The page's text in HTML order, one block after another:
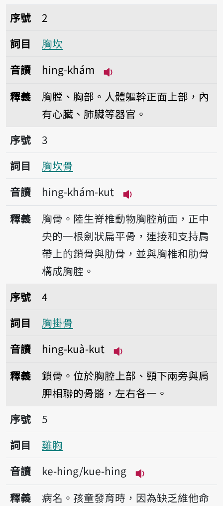
序號2胸坎
序號
2
詞目
胸坎
音讀
hing-khám
釋義
胸膛、胸部。人體軀幹正面上部，內
有心臟、肺臟等器官。
序號3胸坎骨
序號
3
詞目
胸坎骨
音讀
hing-khám-kut
播放音讀hing-
釋義
胸骨。陸生脊椎動物胸腔前面，正中
央的一根劍狀扁平骨，連接和支持肩
帶上的鎖骨與肋骨，並與胸椎和肋骨
構成胸腔。
序號4胸掛骨
序號
4
詞目
胸掛骨
音讀
hing-kuà-kut
釋義
鎖骨。位於胸腔上部、頸下兩旁與肩
胛相聯的骨骼，左右各一。
序號5雞胸
序號
5
詞目
雞胸
音讀
ke-hing/kue-hing
播放音讀ke-hing/
釋義
病名。孩童發育時，因為缺乏維他命